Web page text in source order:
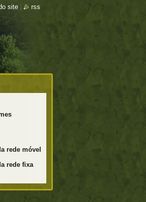
rede móvel
rede fixa
site rss